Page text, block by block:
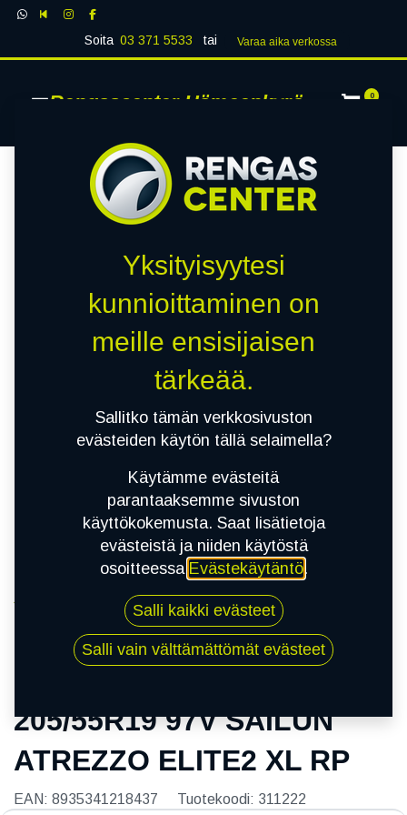
Soita 03 371 5533 tai Varaa aika verk​​​​ossa
Rengascenter Hämeenkyrö 0
205/55R19 97V SAILUN ATREZZO ELITE2 XL
205/55R19 97V SAILUN
ATREZZO ELITE2 XL RP
EAN: 8935341218437 Tuotekoodi: 311222
Yksityisyytesi
kunnioittaminen on
meille ensisijaisen
tärkeää.
Sallitko tämän verkkosivuston
evästeiden käytön tällä selaimella?
Käytämme evästeitä
parantaaksemme sivuston
käyttökokemusta. Saat lisätietoja
evästeistä ja niiden käytöstä
osoitteessa Evästekäytäntö.
Salli kaikki evästeet
Salli vain välttämättömät evästeet